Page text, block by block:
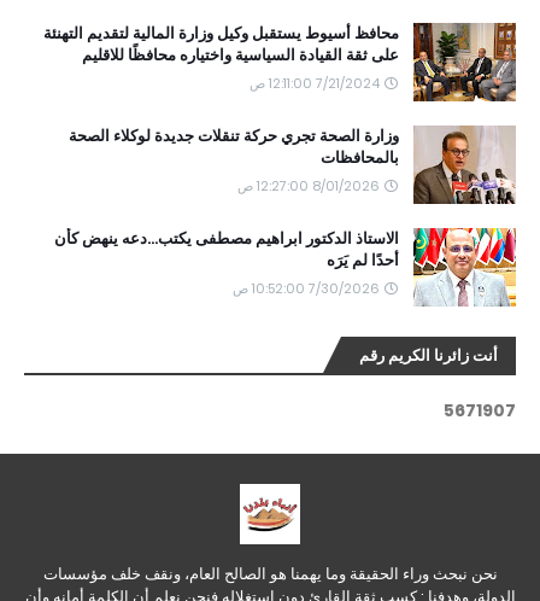
محافظ أسيوط يستقبل وكيل وزارة المالية لتقديم التهنئة
على ثقة القيادة السياسية واختياره محافظًا للاقليم
7/21/2024 12:11:00 ص
وزارة الصحة تجري حركة تنقلات جديدة لوكلاء الصحة
بالمحافظات
8/01/2026 12:27:00 ص
الاستاذ الدكتور ابراهيم مصطفى يكتب...دعه ينهض كأن
أحدًا لم يَرَه
7/30/2026 10:52:00 ص
أنت زائرنا الكريم رقم
5671907
نحن نبحث وراء الحقيقة وما يهمنا هو الصالح العام، ونقف خلف مؤسسات